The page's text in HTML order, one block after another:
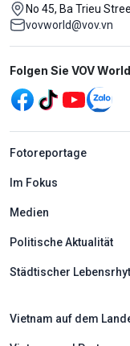
No 45, Ba Trieu
vovworld@vov.vn
Mạng xã hội
Folgen Sie VOV
menu
Fotoreportage
Im Fokus
Medien
Politische Aktualität
Städtischer
Vietnam auf dem